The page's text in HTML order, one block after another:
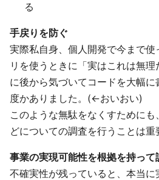
る
手戻りを防ぐ
実際私自身、個人開発で今まで
リを使うときに「実はこれは無
に後から気づいてコードを大幅
度かありました。(←おいおい)
このような無駄をなくすために
どについての調査を行うことは重
事業の実現可能性を根拠を持っ
不確実性が残っていると、本当